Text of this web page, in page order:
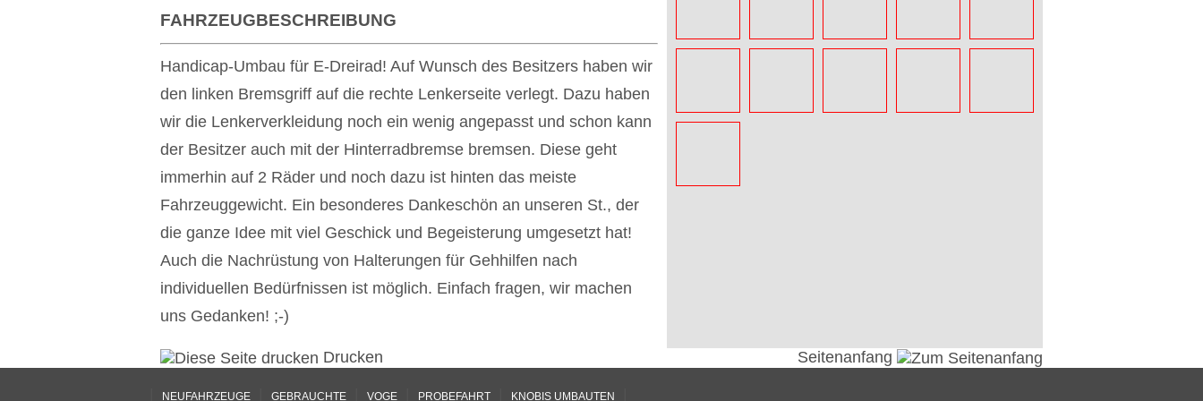
FAHRZEUGBESCHREIBUNG
Handicap-Umbau für E-Dreirad! Auf Wunsch des Besitzers haben wir
den linken Bremsgriff auf die rechte Lenkerseite verlegt. Dazu haben
wir die Lenkerverkleidung noch ein wenig angepasst und schon kann
der Besitzer auch mit der Hinterradbremse bremsen. Diese geht
immerhin auf 2 Räder und noch dazu ist hinten das meiste
Fahrzeuggewicht. Ein besonderes Dankeschön an unseren St., der
die ganze Idee mit viel Geschick und Begeisterung umgesetzt hat!
Auch die Nachrüstung von Halterungen für Gehhilfen nach
individuellen Bedürfnissen ist möglich. Einfach fragen, wir machen
uns Gedanken! ;-)
Drucken Seitenanfang
NEUFAHRZEUGE GEBRAUCHTE VOGE PROBEFAHRT KNOBIS UMBAUTEN